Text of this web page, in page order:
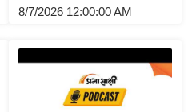
8/7/2026 12:00:00 AM